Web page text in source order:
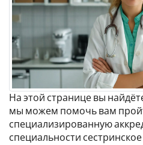
На этой странице вы
мы можем помочь вам
специализированную
специальности